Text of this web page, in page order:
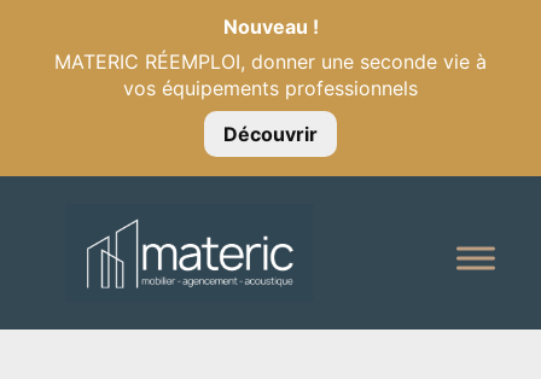
Nouveau !
MATERIC RÉEMPLOI, donner une seconde vie à
vos équipements professionnels
Découvrir